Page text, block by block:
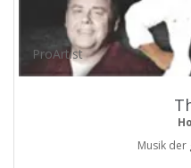
ProArtist
Musik